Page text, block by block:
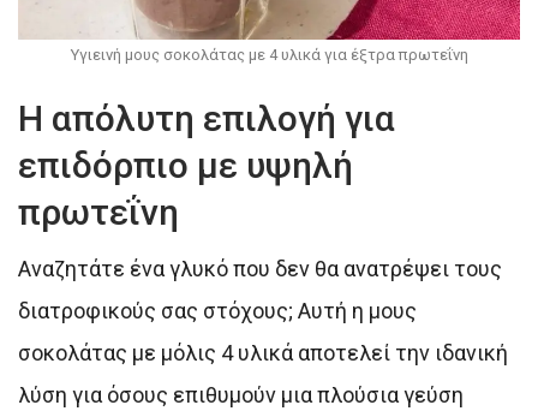
Υγιεινή μους σοκολάτας με 4 υλικά για έξτρα πρωτεΐνη
Η απόλυτη επιλογή για
επιδόρπιο με υψηλή
πρωτεΐνη
Αναζητάτε ένα γλυκό που δεν θα ανατρέψει τους
διατροφικούς σας στόχους; Αυτή η μους
σοκολάτας με μόλις 4 υλικά αποτελεί την ιδανική
λύση για όσους επιθυμούν μια πλούσια γεύση